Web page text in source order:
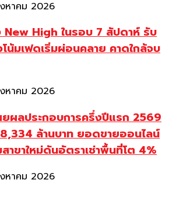
หาคม 2026
High ในรอบ 7 สัปดาห์ รับ
น้มเฟดเริ่มผ่อนคลาย คาดใกล้จบ
หาคม 2026
ผลประกอบการครึ่งปีแรก 2569
ล้านบาท ยอดขายออนไลน์
าขาใหม่ดันอัตราเช่าพื้นที่โต 4%
หาคม 2026